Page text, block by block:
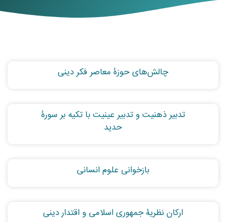
چالش‌های حوزۀ معاصر فکر دینی
تدبیر ذهنیت و تدبیر عینیت با تکیه‌ بر سورۀ
حدید
بازخوانی علوم انسانی
ارکان نظریۀ جمهوری اسلامی و اقتدار دینی